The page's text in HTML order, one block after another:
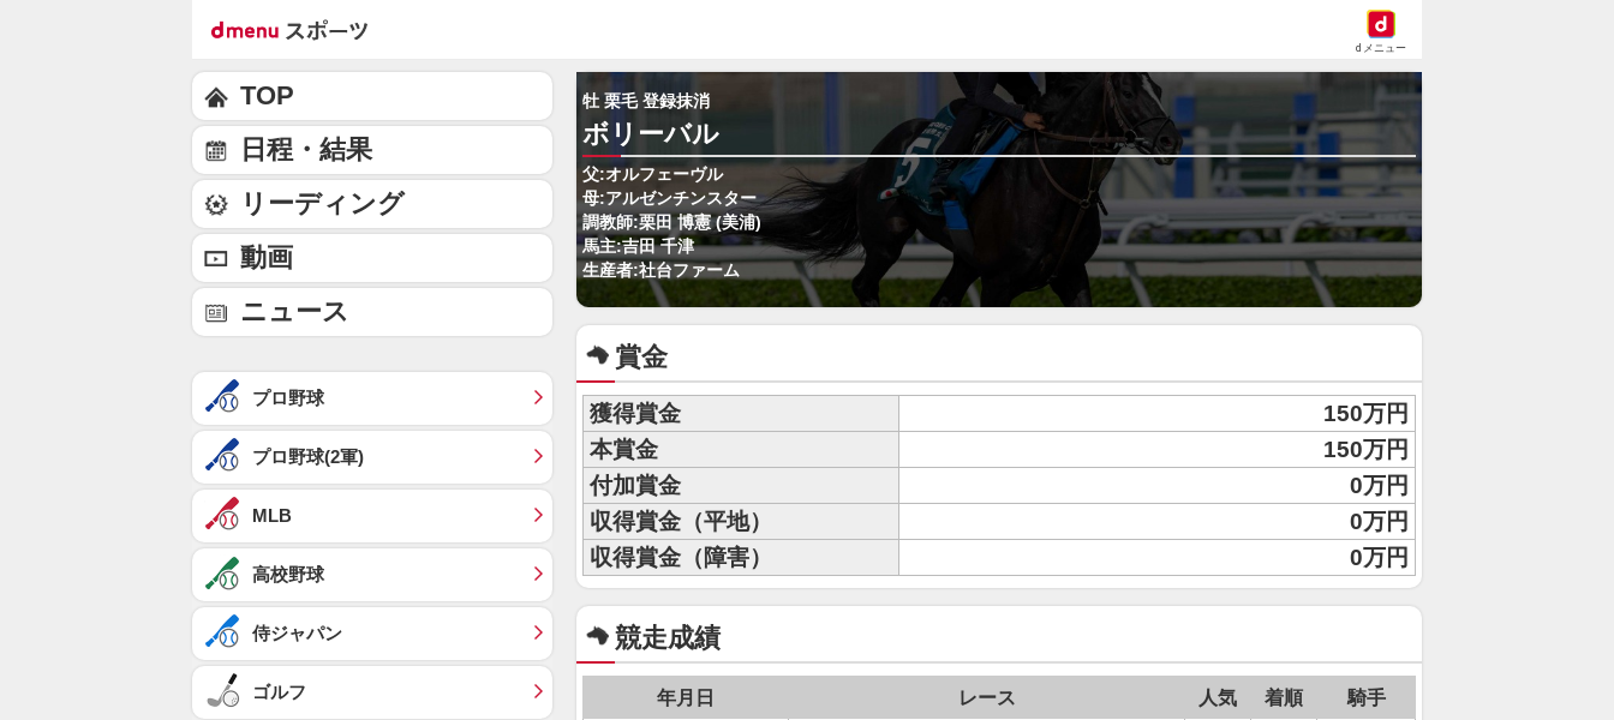
dメニュー
牡 栗毛 登録抹消
ボリーバル
父:オルフェーヴル
母:アルゼンチンスター
調教師:栗田 博憲 (美浦)
馬主:吉田 千津
生産者:社台ファーム
賞金
獲得賞金
150万円
本賞金
150万円
付加賞金
0万円
収得賞金（平地）
0万円
収得賞金（障害）
0万円
競走成績
年月日 レース 人気 着順 騎手
TOP
日程・結果
リーディング
動画
ニュース
プロ野球
プロ野球(2軍)
MLB
高校野球
侍ジャパン
ゴルフ